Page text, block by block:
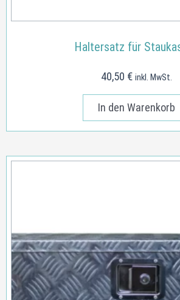
Haltersatz für
40,50 € inkl. MwSt.
In den Warenkorb